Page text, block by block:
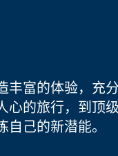
丰富的体验，充
心的旅行，到顶
己的新潜能。